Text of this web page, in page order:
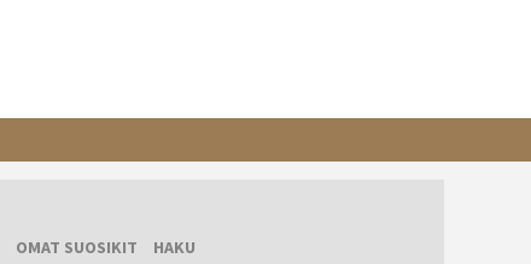
OMAT SUOSIKIT HAKU